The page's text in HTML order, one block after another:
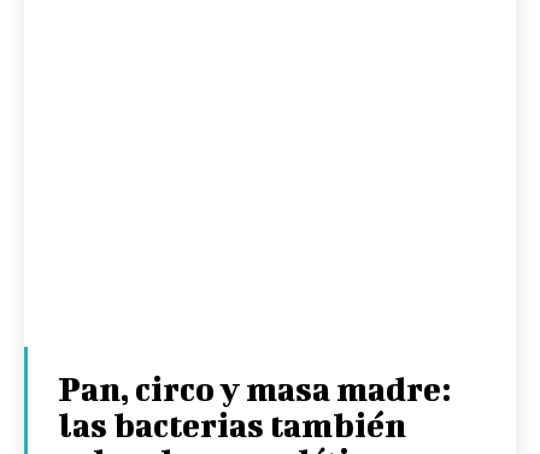
Pan, circo y masa madre:
las bacterias también